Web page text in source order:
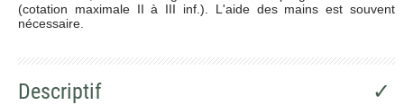
(cotation maximale II à III inf.). L'aide des mains est souvent
nécessaire.
Descriptif ✓